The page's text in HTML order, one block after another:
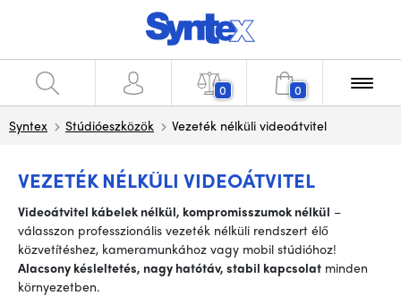
0 0
Syntex Stúdióeszközök Vezeték nélküli videoátvitel
VEZETÉK NÉLKÜLI VIDEOÁTVITEL
Videoátvitel kábelek nélkül, kompromisszumok nélkül –
válasszon professzionális vezeték nélküli rendszert élő
közvetítéshez, kameramunkához vagy mobil stúdióhoz!
Alacsony késleltetés, nagy hatótáv, stabil kapcsolat minden
környezetben.